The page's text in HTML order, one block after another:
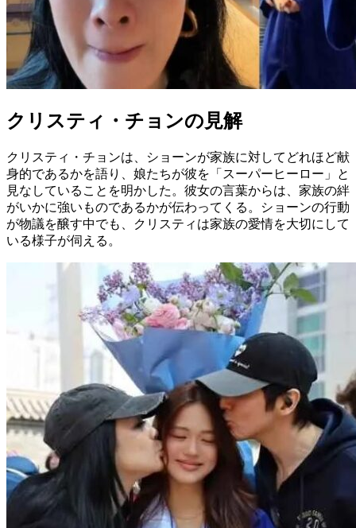
クリスティ・チョンの見解
クリスティ・チョンは、ショーンが家族に対してどれほど献
身的であるかを語り、娘たちが彼を「スーパーヒーロー」と
見なしていることを明かした。彼女の言葉からは、家族の絆
がいかに強いものであるかが伝わってくる。ショーンの行動
が物議を醸す中でも、クリスティは家族の愛情を大切にして
いる様子が伺える。